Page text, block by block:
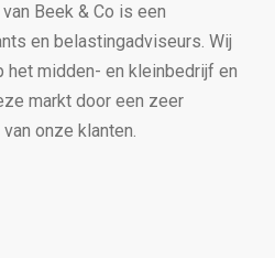
Beek & Co is een
en belastingadviseurs. Wij
het midden- en kleinbedrijf en
markt door een zeer
onze klanten.